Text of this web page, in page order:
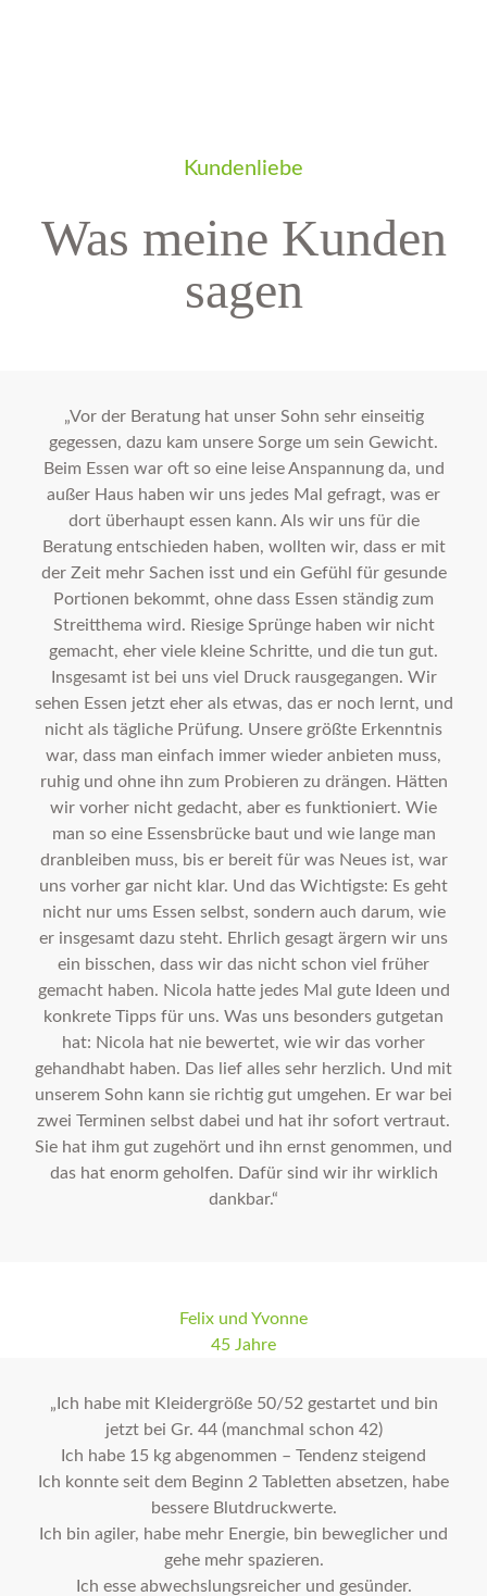
Kundenliebe
Was meine Kunden
sagen
„Vor der Beratung hat unser Sohn sehr einseitig
gegessen, dazu kam unsere Sorge um sein Gewicht.
Beim Essen war oft so eine leise Anspannung da, und
außer Haus haben wir uns jedes Mal gefragt, was er
dort überhaupt essen kann. Als wir uns für die
Beratung entschieden haben, wollten wir, dass er mit
der Zeit mehr Sachen isst und ein Gefühl für gesunde
Portionen bekommt, ohne dass Essen ständig zum
Streitthema wird. Riesige Sprünge haben wir nicht
gemacht, eher viele kleine Schritte, und die tun gut.
Insgesamt ist bei uns viel Druck rausgegangen. Wir
sehen Essen jetzt eher als etwas, das er noch lernt, und
nicht als tägliche Prüfung. Unsere größte Erkenntnis
war, dass man einfach immer wieder anbieten muss,
ruhig und ohne ihn zum Probieren zu drängen. Hätten
wir vorher nicht gedacht, aber es funktioniert. Wie
man so eine Essensbrücke baut und wie lange man
dranbleiben muss, bis er bereit für was Neues ist, war
uns vorher gar nicht klar. Und das Wichtigste: Es geht
nicht nur ums Essen selbst, sondern auch darum, wie
er insgesamt dazu steht. Ehrlich gesagt ärgern wir uns
ein bisschen, dass wir das nicht schon viel früher
gemacht haben. Nicola hatte jedes Mal gute Ideen und
konkrete Tipps für uns. Was uns besonders gutgetan
hat: Nicola hat nie bewertet, wie wir das vorher
gehandhabt haben. Das lief alles sehr herzlich. Und mit
unserem Sohn kann sie richtig gut umgehen. Er war bei
zwei Terminen selbst dabei und hat ihr sofort vertraut.
Sie hat ihm gut zugehört und ihn ernst genommen, und
das hat enorm geholfen. Dafür sind wir ihr wirklich
dankbar.“
Felix und Yvonne
45 Jahre
„Ich habe mit Kleidergröße 50/52 gestartet und bin
jetzt bei Gr. 44 (manchmal schon 42)
Ich habe 15 kg abgenommen – Tendenz steigend
Ich konnte seit dem Beginn 2 Tabletten absetzen, habe
bessere Blutdruckwerte.
Ich bin agiler, habe mehr Energie, bin beweglicher und
gehe mehr spazieren.
Ich esse abwechslungsreicher und gesünder.